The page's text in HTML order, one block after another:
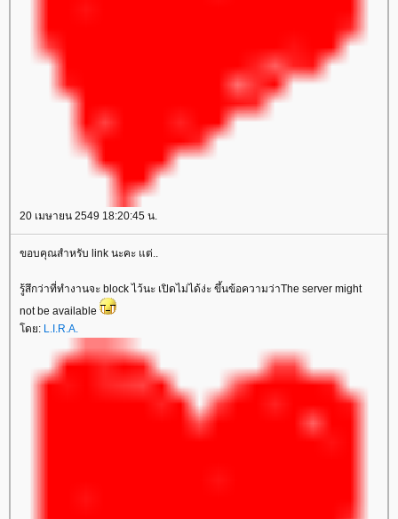
20 เมษายน 2549 18:20:45 น.
ขอบคุณสำหรับ link นะคะ แต่..
รู้สึกว่าที่ทำงานจะ block ไว้นะ เปิดไม่ได้ง่ะ ขึ้นข้อความว่าThe server might
not be available
ดย: L.I.R.A.